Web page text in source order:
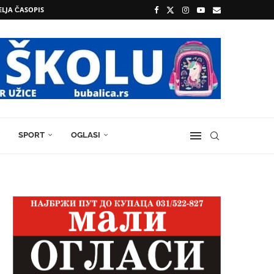
ČASOPIS
SPORT OGLASI